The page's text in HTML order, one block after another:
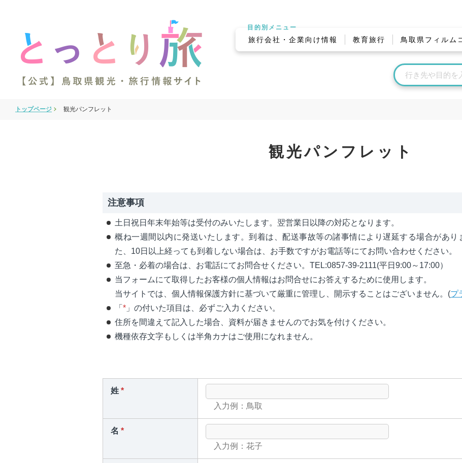
目的別メニュー
旅行会社・企業向け情報 教育旅行 鳥取県フィルム
トップページ 観光パンフレット
観光パンフレット
注意事項
土日祝日年末年始等は受付のみいたします。翌営業日以降の対応となります。
概ね一週間以内に発送いたします。到着は、配送事故等の諸事情により遅延する場合があり
た、10日以上経っても到着しない場合は、お手数ですがお電話等にてお問い合わせください。
至急・必着の場合は、お電話にてお問合せください。TEL:0857-39-2111(平日9:00～17:00）
当フォームにて取得したお客様の個人情報はお問合せにお答えするために使用します。
当サイトでは、個人情報保護方針に基づいて厳重に管理し、開示することはございません。(プ
「 * 」の付いた項目は、必ずご入力ください。
住所を間違えて記入した場合、資料が届きませんのでお気を付けください。
機種依存文字もしくは半角カナはご使用になれません。
姓 *
入力例：鳥取
名 *
入力例：花子